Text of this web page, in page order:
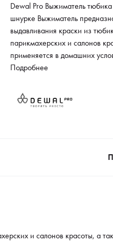
Dewal Pro Выжиматель
шнурке Выжиматель
выдавливания краски из
парикмахерских и салонов
применяется в домашних
изделия используется
внешнему воздействию,
деформации. Для комфортной
Подробнее
и салонов красоты, а